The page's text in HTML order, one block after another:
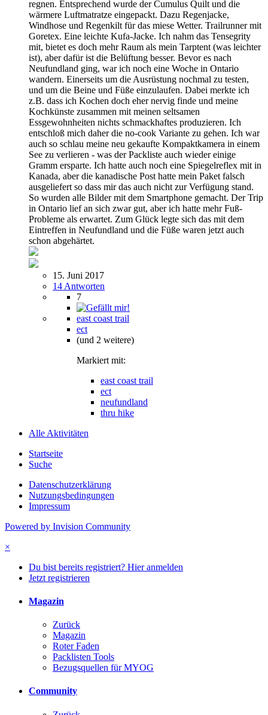
regnen. Entsprechend wurde der Cumulus Quilt und die
wärmere Luftmatratze eingepackt. Dazu Regenjacke,
Windhose und Regenkilt für das miese Wetter. Trailrunner mit
Goretex. Eine leichte Kufa-Jacke. Ich nahm das Tensegrity
mit, bietet es doch mehr Raum als mein Tarptent (was leichter
ist), aber dafür ist die Belüftung besser. Bevor es nach
Neufundland ging, war ich noch eine Woche in Ontario
wandern. Einerseits um die Ausrüstung nochmal zu testen,
und um die Beine und Füße einzulaufen. Dabei merkte ich
z.B. dass ich Kochen doch eher nervig finde und meine
Kochkünste zusammen mit meinen seltsamen
Essgewohnheiten nichts schmackhaftes produzieren. Ich
entschloß mich daher die no-cook Variante zu gehen. Ich war
auch so schlau meine neu gekaufte Kompaktkamera in einem
See zu verlieren - was der Packliste auch wieder einige
Gramm ersparte. Ich hatte auch noch eine Spiegelreflex mit in
Kanada, aber die kanadische Post hatte mein Paket falsch
ausgeliefert so dass mir das auch nicht zur Verfügung stand.
So wurden alle Bilder mit dem Smartphone gemacht. Der Trip
in Ontario lief an sich zwar gut, aber ich hatte mehr Fuß-
Probleme als erwartet. Zum Glück legte sich das mit dem
Eintreffen in Neufundland und die Füße waren jetzt auch
schon abgehärtet.
15. Juni 2017
14 Antworten
7
east coast trail
ect
(und 2 weitere)
Markiert mit:
east coast trail
ect
neufundland
thru hike
Alle Aktivitäten
Startseite
Suche
Datenschutzerklärung
Nutzungsbedingungen
Impressum
Powered by Invision Community
×
Du bist bereits registriert? Hier anmelden
Jetzt registrieren
Magazin
Zurück
Magazin
Roter Faden
Packlisten Tools
Bezugsquellen für MYOG
Community